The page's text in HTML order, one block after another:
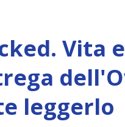
di ciliegia (5 aprile)
trama sembra
po' weird che
di booktok"
Vita
leggerlo